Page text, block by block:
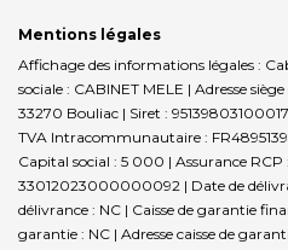
Mentions légales
Affichage des informations légales :
sociale : CABINET MELE | Adresse
33270 Bouliac | Siret :
TVA Intracommunautaire :
Capital social : 5 000 | Assurance RCP
33012023000000092 | Date de
délivrance : NC | Caisse de garantie
garantie : NC | Adresse caisse de